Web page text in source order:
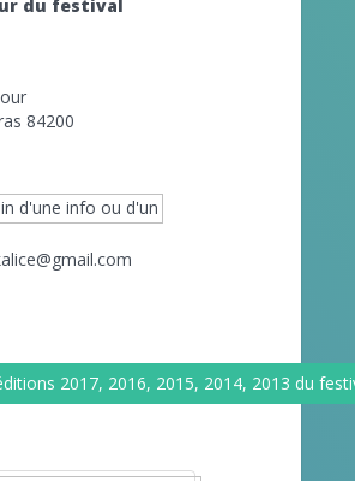
du festival
84200
2017, 2016, 2015, 2014, 2013 du